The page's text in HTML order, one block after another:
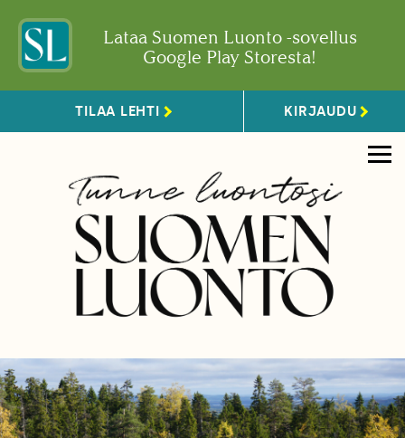
Lataa Suomen Luonto -sovellus
Google Play Storesta!
TILAA LEHTI KIRJAUDU